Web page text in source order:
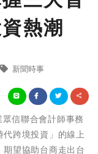
熱潮
新聞時事
信聯合會計師事務
跨境投資」的線上
望協助台商走出台